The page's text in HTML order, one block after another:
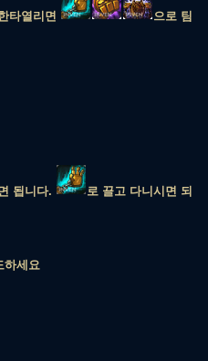
타열리면
으로 팀
됩니다.
로 끌고 다니시면 되
하세요